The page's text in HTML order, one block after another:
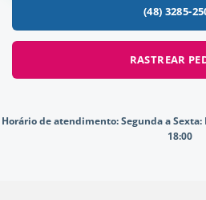
(48) 3285-
RASTREAR
Horário de atendimento:Segunda a Sexta:
18:00